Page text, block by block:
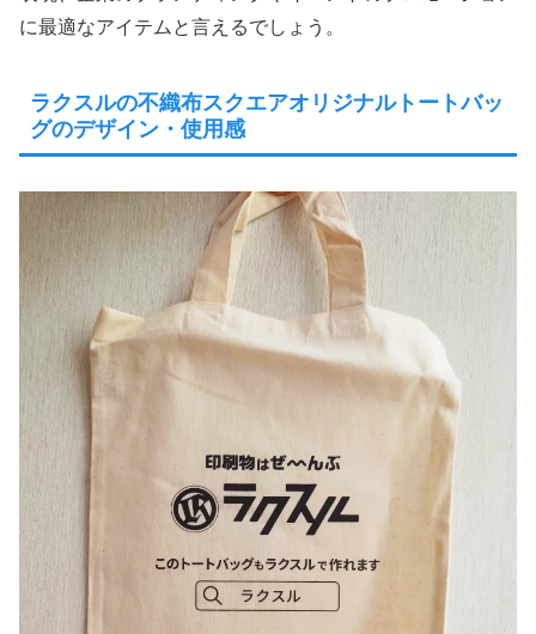
に最適なアイテムと言えるでしょう。
ラクスルの不織布スクエアオリジナルトートバッ
グのデザイン・使用感